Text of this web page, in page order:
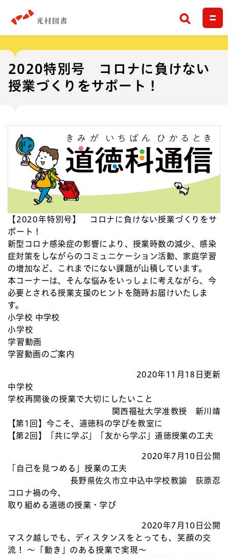
検索
2020特別号 コロナに負けない
授業づくりをサポート！
【2020年特別号】 コロナに負けない授業づくりをサ
ポート！
新型コロナ感染症の影響により、授業時数の減少、感染
症対策をしながらのコミュニケーション活動、家庭学習
の増加など、これまでにない課題が山積しています。
本コーナーは、そんな悩みをいっしょに考えながら、今
必要とされる授業支援のヒントを随時お届けいたしま
す。
小学校 中学校
小学校
学習動画
学習動画のご案内
2020年11月18日更新
中学校
学校再開後の授業で大切にしたいこと
関西福祉大学准教授 新川靖
【第1回】今こそ、道徳科の学びを教室に
【第2回】「共に学ぶ」「友から学ぶ」道徳授業の工夫
2020年7月10日公開
「自己を見つめる」授業の工夫
長野県佐久市立中込中学校教諭 荻原忍
コロナ禍の今、
取り組める道徳の授業・学び
2020年7月10日公開
マスク越しでも、ディスタンスをとっても、笑顔の交
流！ 〜「動き」のある授業で実現〜